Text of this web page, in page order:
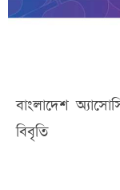
বাংলাদেশ
বিবৃতি